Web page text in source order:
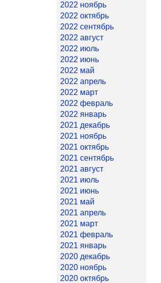
2022 ноябрь
2022 октябрь
2022 сентябрь
2022 август
2022 июль
2022 июнь
2022 май
2022 апрель
2022 март
2022 февраль
2022 январь
2021 декабрь
2021 ноябрь
2021 октябрь
2021 сентябрь
2021 август
2021 июль
2021 июнь
2021 май
2021 апрель
2021 март
2021 февраль
2021 январь
2020 декабрь
2020 ноябрь
2020 октябрь